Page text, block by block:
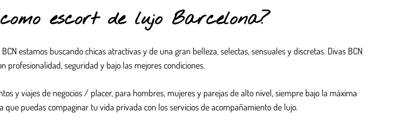
escort de lujo Barcelona?
estamos buscando chicas atractivas y de una gran belleza, selectas, sensuales y discretas. Divas BCN
profesionalidad, seguridad y bajo las mejores condiciones.
y viajes de negocios / placer, para hombres, mujeres y parejas de alto nivel, siempre bajo la máxima
que puedas compaginar tu vida privada con los servicios de acompañamiento de lujo.